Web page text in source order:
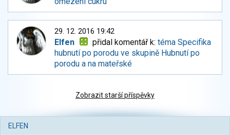
29. 12. 2016 19:42
Elfen přidal komentář k:téma Specifika
hubnutí po porodu ve skupině Hubnutí po
porodu a na mateřské
Zobrazit starší příspěvky
ELFEN